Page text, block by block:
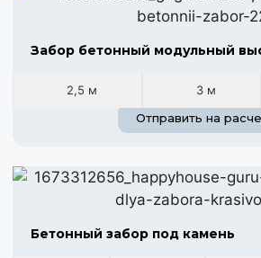
Забор бетонный модульный
2,5 м 3 м
Отправить на
Бетонный забор под камень